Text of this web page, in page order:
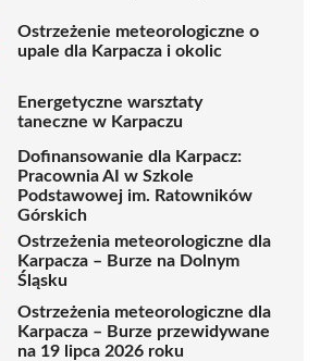
Ostrzeżenie meteorologiczne o
upale dla Karpacza i okolic
Energetyczne warsztaty
taneczne w Karpaczu
Dofinansowanie dla Karpacz:
Pracownia AI w Szkole
Podstawowej im. Ratowników
Górskich
Ostrzeżenia meteorologiczne dla
Karpacza – Burze na Dolnym
Śląsku
Ostrzeżenia meteorologiczne dla
Karpacza – Burze przewidywane
na 19 lipca 2026 roku